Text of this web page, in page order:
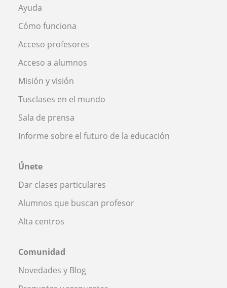
Ayuda
Cómo funciona
Acceso profesores
Acceso a alumnos
Misión y visión
Tusclases en el mundo
Sala de prensa
Informe sobre el futuro de la educación
Únete
Dar clases particulares
Alumnos que buscan profesor
Alta centros
Comunidad
Novedades y Blog